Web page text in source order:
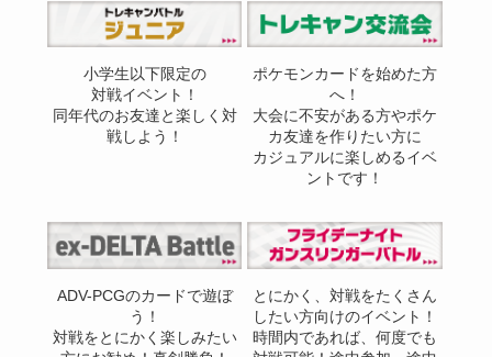
小学生以下限定の
対戦イベント！
同年代のお友達と楽しく対
戦しよう！
ポケモンカードを始めた方
へ！
大会に不安がある方やポケ
カ友達を作りたい方に
カジュアルに楽しめるイベ
ントです！
ADV-PCGのカードで遊ぼ
う！
対戦をとにかく楽しみたい
とにかく、対戦をたくさん
したい方向けのイベント！
時間内であれば、何度でも